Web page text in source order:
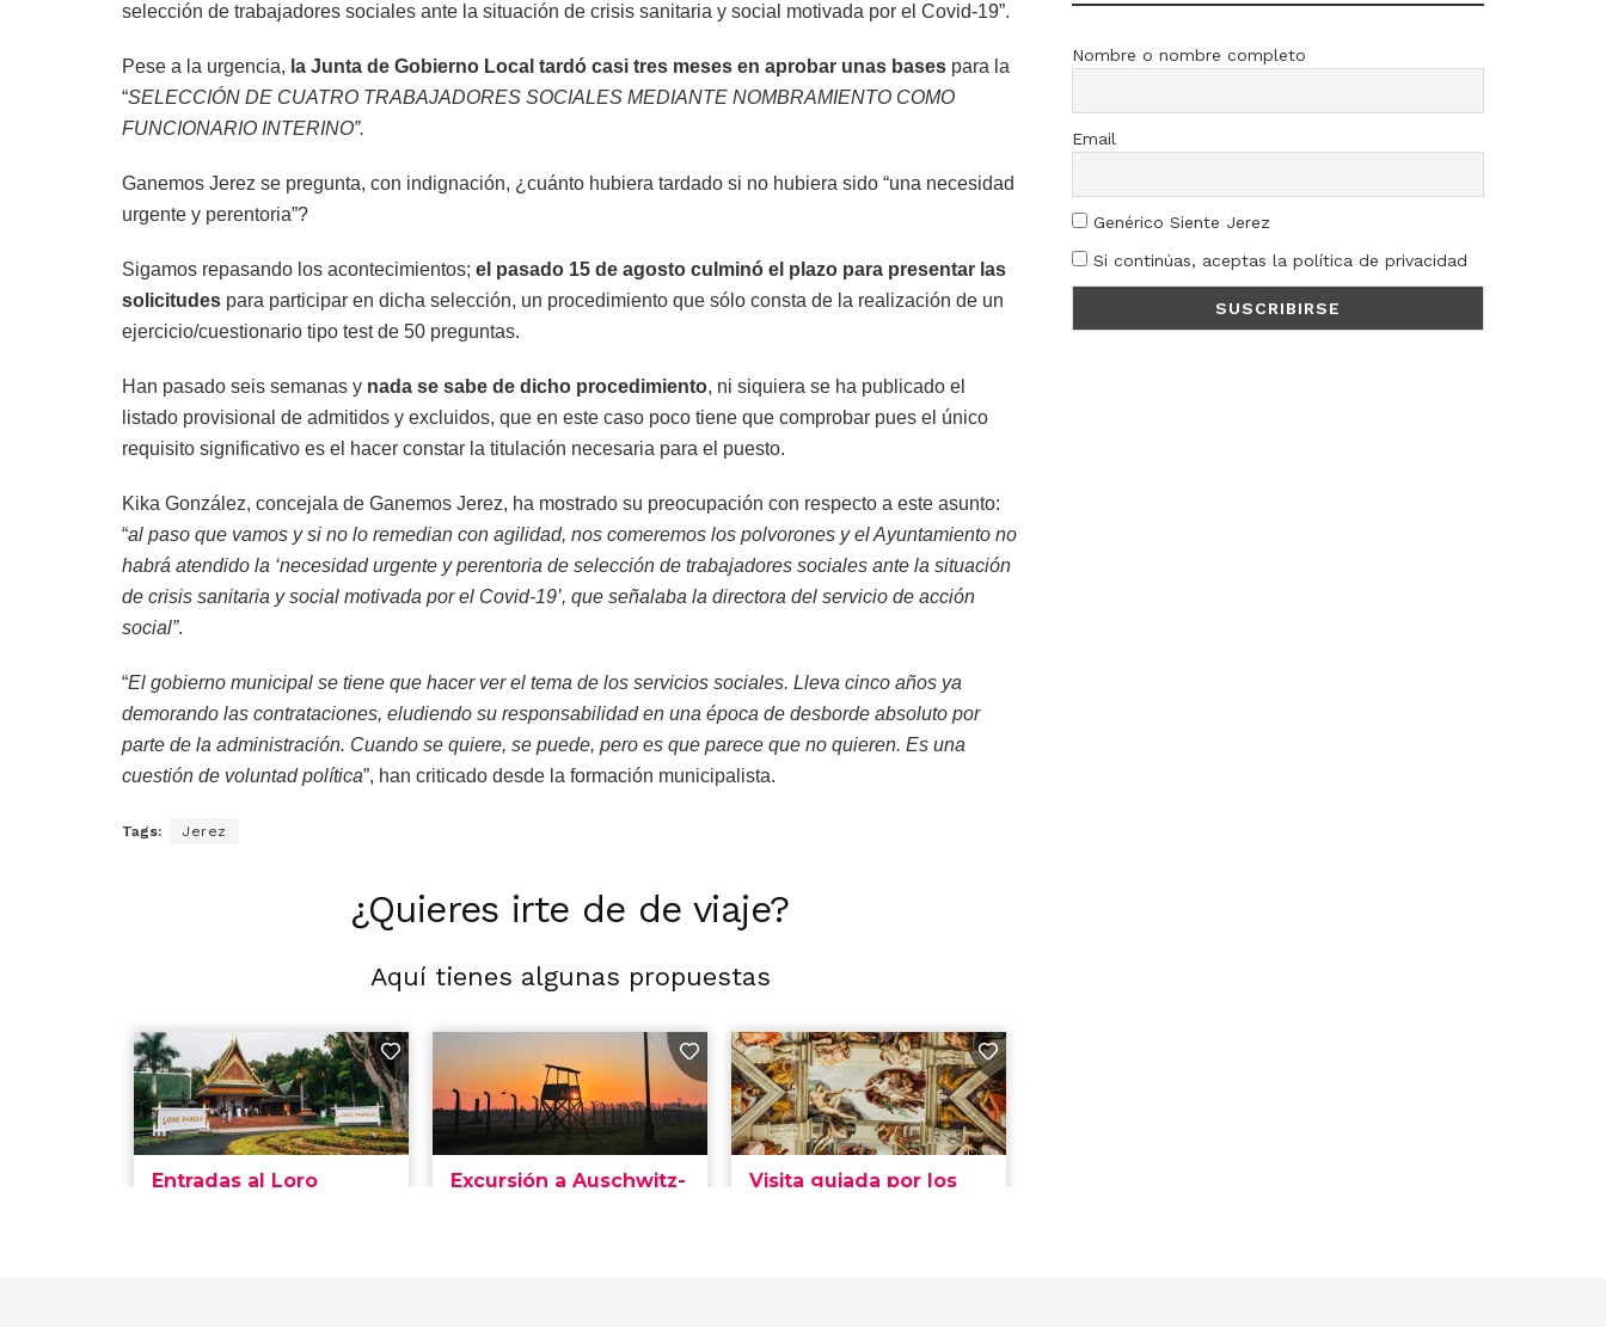
selección de trabajadores sociales ante la situación de crisis sanitaria y social motivada por el Covid-19”.
Pese a la urgencia, la Junta de Gobierno Local tardó casi tres meses en aprobar unas bases para la
“SELECCIÓN DE CUATRO TRABAJADORES SOCIALES MEDIANTE NOMBRAMIENTO COMO
FUNCIONARIO INTERINO”.
Ganemos Jerez se pregunta, con indignación, ¿cuánto hubiera tardado si no hubiera sido “una necesidad
urgente y perentoria”?
Sigamos repasando los acontecimientos; el pasado 15 de agosto culminó el plazo para presentar las
solicitudes para participar en dicha selección, un procedimiento que sólo consta de la realización de un
ejercicio/cuestionario tipo test de 50 preguntas.
Han pasado seis semanas y nada se sabe de dicho procedimiento, ni siquiera se ha publicado el
listado provisional de admitidos y excluidos, que en este caso poco tiene que comprobar pues el único
requisito significativo es el hacer constar la titulación necesaria para el puesto.
Kika González, concejala de Ganemos Jerez, ha mostrado su preocupación con respecto a este asunto:
“al paso que vamos y si no lo remedian con agilidad, nos comeremos los polvorones y el Ayuntamiento no
habrá atendido la ‘necesidad urgente y perentoria de selección de trabajadores sociales ante la situación
de crisis sanitaria y social motivada por el Covid-19’, que señalaba la directora del servicio de acción
social”.
“El gobierno municipal se tiene que hacer ver el tema de los servicios sociales. Lleva cinco años ya
demorando las contrataciones, eludiendo su responsabilidad en una época de desborde absoluto por
parte de la administración. Cuando se quiere, se puede, pero es que parece que no quieren. Es una
cuestión de voluntad política”, han criticado desde la formación municipalista.
Tags: Jerez
¿Quieres irte de de viaje?
Aquí tienes algunas propuestas
Nombre o nombre completo
Email
Genérico Siente Jerez
Si continúas, aceptas la política de privacidad